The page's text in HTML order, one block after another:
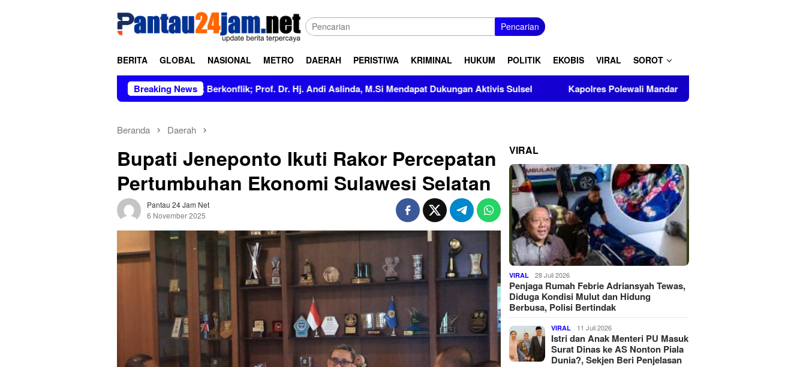
Pencarian
BERITA GLOBAL NASIONAL METRO DAERAH PERISTIWA KRIMINAL HUKUM POLITIK EKOBIS VIRAL SOROT
Breaking News
Figur Bersih dan Tidak Berkonflik; Prof. Dr. Hj. Andi Aslinda, M.Si Mendapat Dukungan Aktivis Sulsel Kapolres Polewali Mandar Turut Musnahkan Barang Bukti Perkara Inkrah di
Beranda Daerah
Bupati Jeneponto Ikuti Rakor Percepatan
Pertumbuhan Ekonomi Sulawesi Selatan
Pantau 24 Jam Net
6 November 2025
VIRAL
VIRAL 28 Juli 2026
Penjaga Rumah Febrie Adriansyah Tewas,
Diduga Kondisi Mulut dan Hidung
Berbusa, Polisi Bertindak
VIRAL 11 Juli 2026
Istri dan Anak Menteri PU Masuk
Surat Dinas ke AS Nonton Piala
Dunia?, Sekjen Beri Penjelasan